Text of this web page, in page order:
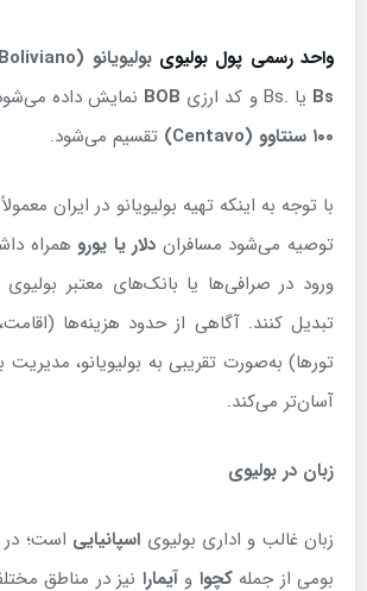
واحد رسمی پول بولیوی بولیویانو (Boliviano)
Bs یا .Bs و کد ارزی BOB نمایش داده
۱۰۰ سنتاوو (Centavo) تقسیم می‌شود.
با توجه به اینکه تهیه بولیویانو در ایران
توصیه می‌شود مسافران دلار یا یوروهمراه
ورود در صرافی‌ها یا بانک‌های معتبر بولیوی
تبدیل کنند. آگاهی از حدود هزینه‌ها
تورها) به‌صورت تقریبی به بولیویانو، مدیریت
آسان‌تر می‌کند.
زبان در بولیوی
زبان غالب و اداری بولیوی اسپانیایی است؛ در
بومی از جملهکچوا وآیمارا نیز در مناطق